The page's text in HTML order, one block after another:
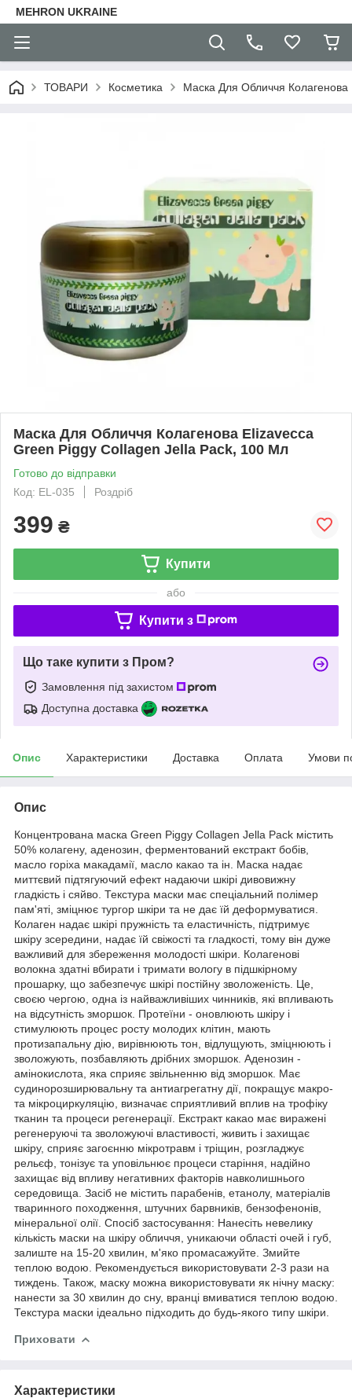
MEHRON UKRAINE
ТОВАРИ Косметика Маска Для Обличчя
Маска Для Обличчя Колагенова Elizavecca
Green Piggy Collagen Jella Pack, 100 Мл
Готово до відправки
Код: EL-035
Роздріб
399 ₴
Купити
або
Купити з
Що таке купити з Пром?
Замовлення під захистом
Доступна доставка
Опис Характеристики Доставка Оплата Умови
Опис
Концентрована маска Green Piggy Collagen Jella Pack містить
50% колагену, аденозин, ферментований екстракт бобів,
масло горіха макадамії, масло какао та ін. Маска надає
миттєвий підтягуючий ефект надаючи шкірі дивовижну
гладкість і сяйво. Текстура маски має спеціальний полімер
пам'яті, зміцнює тургор шкіри та не дає їй деформуватися.
Колаген надає шкірі пружність та еластичність, підтримує
шкіру зсередини, надає їй свіжості та гладкості, тому він дуже
важливий для збереження молодості шкіри. Колагенові
волокна здатні вбирати і тримати вологу в підшкірному
прошарку, що забезпечує шкірі постійну зволоженість. Це,
своєю чергою, одна із найважливіших чинників, які впливають
на відсутність зморшок. Протеїни - оновлюють шкіру і
стимулюють процес росту молодих клітин, мають
протизапальну дію, вирівнюють тон, відлущують, зміцнюють і
зволожують, позбавляють дрібних зморшок. Аденозин -
амінокислота, яка сприяє звільненню від зморшок. Має
судинорозширювальну та антиагрегатну дії, покращує макро-
та мікроциркуляцію, визначає сприятливий вплив на трофіку
тканин та процеси регенерації. Екстракт какао має виражені
регенеруючі та зволожуючі властивості, живить і захищає
шкіру, сприяє загоєнню мікротравм і тріщин, розгладжує
рельєф, тонізує та уповільнює процеси старіння, надійно
захищає від впливу негативних факторів навколишнього
середовища. Засіб не містить парабенів, етанолу, матеріалів
тваринного походження, штучних барвників, бензофенонів,
мінеральної олії. Спосіб застосування: Нанесіть невелику
кількість маски на шкіру обличчя, уникаючи області очей і губ,
залиште на 15-20 хвилин, м'яко промасажуйте. Змийте
теплою водою. Рекомендується використовувати 2-3 рази на
тиждень. Також, маску можна використовувати як нічну маску:
нанести за 30 хвилин до сну, вранці вмиватися теплою водою.
Текстура маски ідеально підходить до будь-якого типу шкіри.
Приховати
Характеристики